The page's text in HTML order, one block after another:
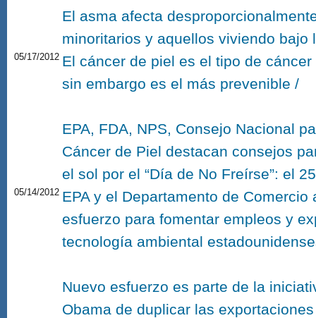
El asma afecta
minoritarios y aquellos viviendo bajo
05/17/2012 El cáncer de piel es el tipo de
sin embargo es el más prevenible /
EPA, FDA, NPS, Consejo Nacional
Cáncer de Piel destacan consejos
el sol por el “Día de No Freírse”: el
05/14/2012 EPA y el Departamento de Comercio
esfuerzo para fomentar empleos y
tecnología ambiental
Nuevo esfuerzo es parte de la
Obama de duplicar las